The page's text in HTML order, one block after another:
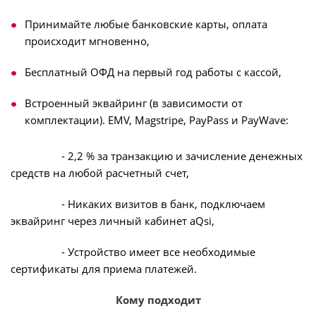
Принимайте любые банковские карты, оплата
происходит мгновенно,
Бесплатный ОФД на первый год работы с кассой,
Встроенный эквайринг (в зависимости от
комплектации). EMV, Magstripe, PayPass и PayWave:
- 2,2 % за транзакцию и зачисление денежных
средств на любой расчетный счет,
- Никаких визитов в банк, подключаем
эквайринг через личный кабинет aQsi,
- Устройство имеет все необходимые
сертификаты для приема платежей.
Кому подходит